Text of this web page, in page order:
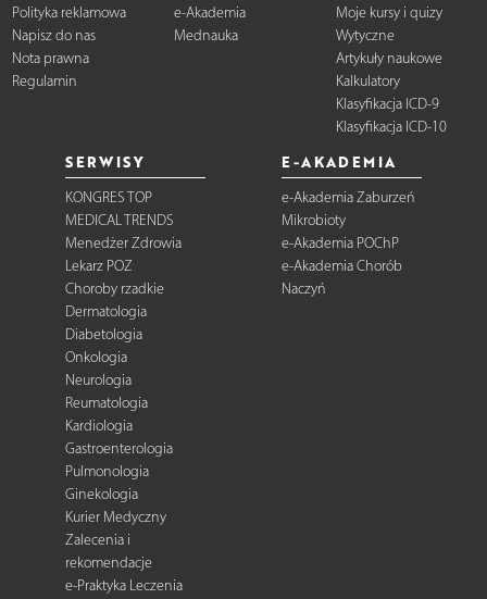
Polityka reklamowa
Napisz do nas
Nota prawna
Regulamin
e-Akademia
Mednauka
Moje kursy i quizy
Wytyczne
Artykuły naukowe
Kalkulatory
Klasyfikacja ICD-9
Klasyfikacja ICD-10
SERWISY
KONGRES TOP
MEDICAL TRENDS
Menedżer Zdrowia
Lekarz POZ
Choroby rzadkie
Dermatologia
Diabetologia
Onkologia
Neurologia
Reumatologia
Kardiologia
Gastroenterologia
Pulmonologia
Ginekologia
Kurier Medyczny
Zalecenia i
rekomendacje
e-Praktyka Leczenia
E-AKADEMIA
e-Akademia Zaburzeń
Mikrobioty
e-Akademia POChP
e-Akademia Chorób
Naczyń